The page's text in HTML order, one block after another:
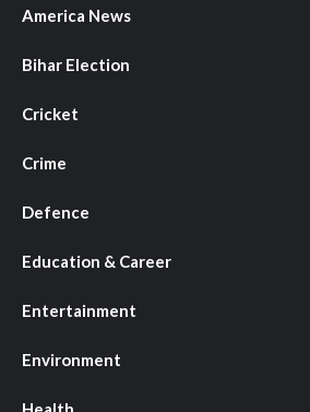
America News
Bihar Election
Cricket
Crime
Defence
Education & Career
Entertainment
Environment